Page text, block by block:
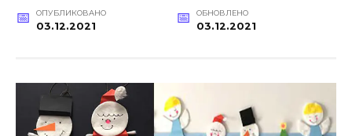
ОПУБЛИКОВАНО
03.12.2021
ОБНОВЛЕНО
03.12.2021